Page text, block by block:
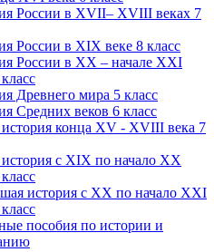
России в XVII– XVIII веках 7
России в XIX веке 8 класс
России в XX – начале XXI
Древнего мира 5 класс
Средних веков 6 класс
конца XV - XVIII века 7
с XIX по начало XX
история с XX по начало XXI
пособия по истории и